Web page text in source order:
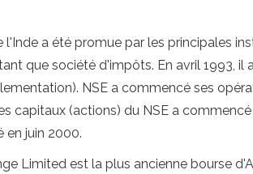
l'Inde a été promue par les principales
que société d'impôts. En avril 1993,
NSE a commencé ses
capitaux (actions) du NSE a
en juin 2000.
Limited est la plus ancienne bourse